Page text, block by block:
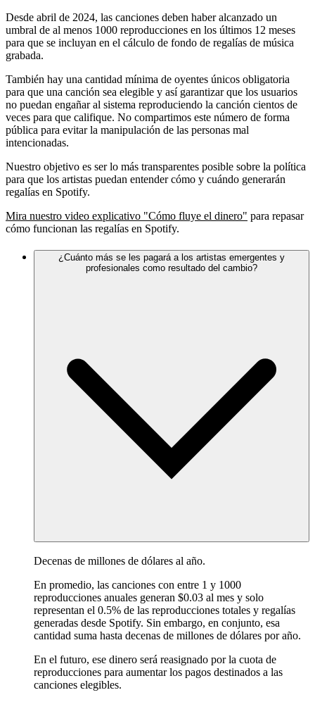
Desde abril de 2024, las canciones deben haber alcanzado un
umbral de al menos 1000 reproducciones en los últimos 12 meses
para que se incluyan en el cálculo de fondo de regalías de música
grabada.
También hay una cantidad mínima de oyentes únicos obligatoria
para que una canción sea elegible y así garantizar que los usuarios
no puedan engañar al sistema reproduciendo la canción cientos de
veces para que califique. No compartimos este número de forma
pública para evitar la manipulación de las personas mal
intencionadas.
Nuestro objetivo es ser lo más transparentes posible sobre la política
para que los artistas puedan entender cómo y cuándo generarán
regalías en Spotify.
Mira nuestro video explicativo "Cómo fluye el dinero" para repasar
cómo funcionan las regalías en Spotify.
¿Cuánto más se les pagará a los artistas emergentes y
profesionales como resultado del cambio?
Decenas de millones de dólares al año.
En promedio, las canciones con entre 1 y 1000
reproducciones anuales generan $0.03 al mes y solo
representan el 0.5% de las reproducciones totales y regalías
generadas desde Spotify. Sin embargo, en conjunto, esa
cantidad suma hasta decenas de millones de dólares por año.
En el futuro, ese dinero será reasignado por la cuota de
reproducciones para aumentar los pagos destinados a las
canciones elegibles.